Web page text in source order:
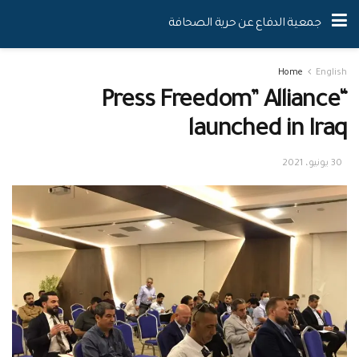
جمعية الدفاع عن حرية الصحافة
Home English
“Press Freedom” Alliance
launched in Iraq
30 يونيو، 2021